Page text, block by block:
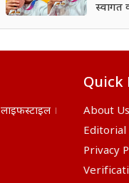
स्वागत
लाइफस्टाइल
Quick
About Us
Editorial
Privacy